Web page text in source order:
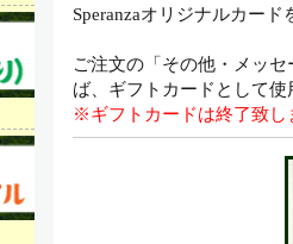
Speranzaオリジナルカード
ご注文の「その他・メッ
ば、ギフトカードとして使
※ギフトカードは終了致し